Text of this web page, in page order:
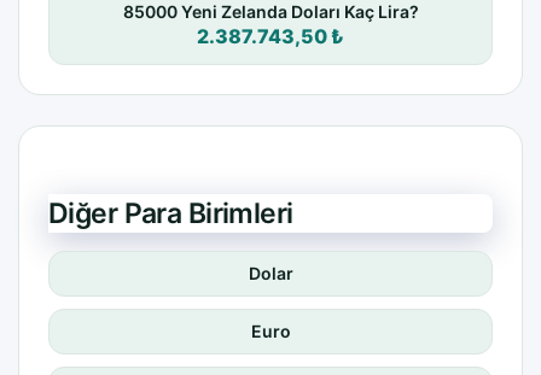
85000 Yeni Zelanda Doları Kaç Lira?
2.387.743,50 ₺
Diğer Para Birimleri
Dolar
Euro